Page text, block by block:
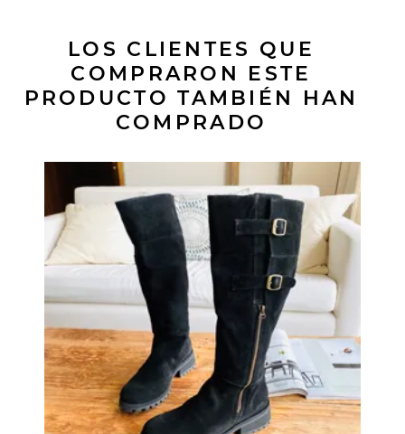
LOS CLIENTES QUE
COMPRARON ESTE
PRODUCTO TAMBIÉN HAN
COMPRADO